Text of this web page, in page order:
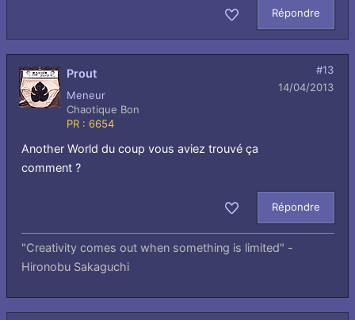
Répondre
Prout
Meneur
Chaotique Bon
PR : 6654
#13
14/04/2013
Another World du coup vous aviez trouvé ça
comment ?
Répondre
"Creativity comes out when something is limited" -
Hironobu Sakaguchi